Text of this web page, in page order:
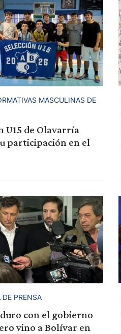
MASCULINAS DE
U15 de Olavarría
participación en el
PRENSA
con el gobierno
vino a Bolívar en